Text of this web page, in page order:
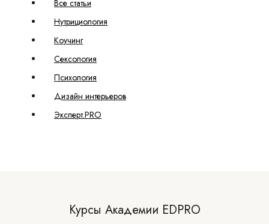
Все статьи
Нутрициология
Коучинг
Сексология
Психология
Дизайн интерьеров
Эксперт.PRO
Курсы Академии EDPRO